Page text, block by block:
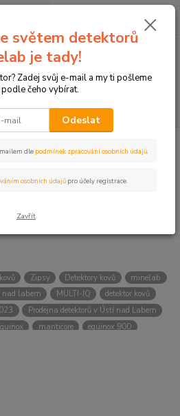
0 Kč
Zipsy Detektory kovů
minelab
nad labem MULTI-IQ
detektor kovů
Prodejna detektorů v Ústí nad Labem
manticore
equinox 900
světem detektorů
je tady!
Zadej svůj e-mail a my ti pošleme
čeho vybírat.
Odeslat
dle podmínek zpracování osobních údajů.
osobních údajů pro účely registrace.
Zavřít